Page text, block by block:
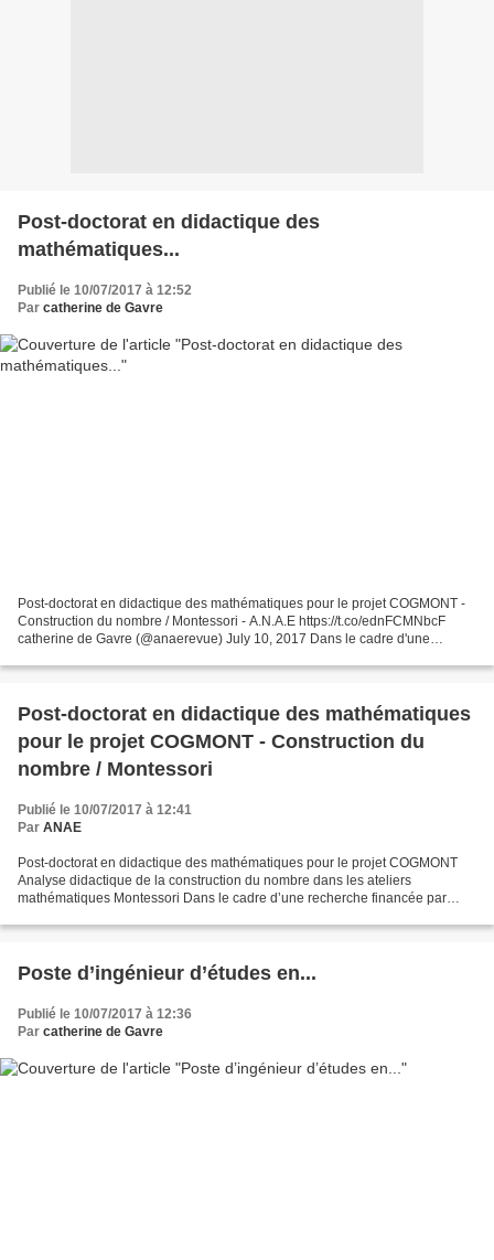
Post-doctorat en didactique des
mathématiques...
Publié le 10/07/2017 à 12:52
Par catherine de Gavre
Post-doctorat en didactique des mathématiques pour le projet COGMONT -
Construction du nombre / Montessori - A.N.A.E https://t.co/ednFCMNbcF
catherine de Gavre (@anaerevue) July 10, 2017 Dans le cadre d'une
Post-doctorat en didactique des mathématiques
pour le projet COGMONT - Construction du
nombre / Montessori
Publié le 10/07/2017 à 12:41
Par ANAE
Post-doctorat en didactique des mathématiques pour le projet COGMONT
Analyse didactique de la construction du nombre dans les ateliers
mathématiques Montessori Dans le cadre d’une recherche financée par
Poste d’ingénieur d’études en...
Publié le 10/07/2017 à 12:36
Par catherine de Gavre